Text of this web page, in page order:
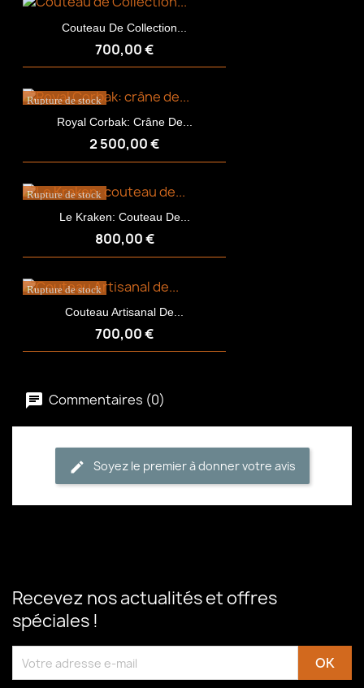
Couteau De Collection...
700,00 €
Royal Corbak: Crâne De...
2 500,00 €
Rupture de stock
Le Kraken: Couteau De...
800,00 €
Rupture de stock
Couteau Artisanal De...
700,00 €
Rupture de stock
Commentaires (0)
Soyez le premier à donner votre avis
Recevez nos actualités et offres
spéciales !